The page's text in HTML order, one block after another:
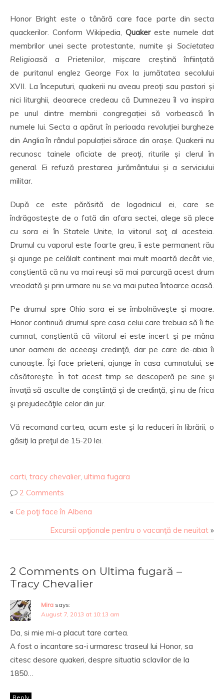
Honor Bright este o tânără care face parte din secta
quackerilor. Conform Wikipedia, Quakereste numele dat
membrilor unei secte protestante, numite și Societatea
Religioasă a Prietenilor, mișcare creștină înființată
de puritanul englez George Fox la jumătatea secolului
XVII. La începuturi, quakerii nu aveau preoți sau pastori și
nici liturghii, deoarece credeau că Dumnezeu îl va inspira
pe unul dintre membrii congregației să vorbească în
numele lui. Secta a apărut în perioada revoluției burgheze
din Anglia în rândul populației sărace din orașe. Quakerii nu
recunosc tainele oficiate de preoți, riturile și clerul în
general. Ei refuză prestarea jurământului și a serviciului
militar.
După ce este părăsită de logodnicul ei, care se
îndrăgosteşte de o fată din afara sectei, alege să plece
cu sora ei în Statele Unite, la viitorul soţ al acesteia.
Drumul cu vaporul este foarte greu, îi este permanent rău
şi ajunge pe celălalt continent mai mult moartă decât vie,
conştientă că nu va mai reuşi să mai parcurgă acest drum
vreodată şi prin urmare nu se va mai putea întoarce acasă.
Pe drumul spre Ohio sora ei se îmbolnăveşte şi moare.
Honor continuă drumul spre casa celui care trebuia să îi fie
cumnat, conştientă că viitorul ei este incert şi pe mâna
unor oameni de aceeaşi credinţă, dar pe care de-abia îi
cunoaşte. Îşi face prieteni, ajunge în casa cumnatului, se
căsătoreşte. În tot acest timp se descoperă pe sine şi
învaţă să asculte de conştiinţă şi de credinţă, şi nu de frica
şi prejudecăţile celor din jur.
Vă recomand cartea, acum este şi la reduceri în librării, o
găsiţi la preţul de 15-20 lei.
carti, tracy chevalier, ultima fugara
2 Comments
« Ce poţi face în Albena
Excursii opţionale pentru o vacanţă de neuitat »
2 Comments on Ultima fugară –
Tracy Chevalier
Mira says:
August 7, 2013 at 10:13 am
Da, si mie mi-a placut tare cartea.
A fost o incantare sa-i urmaresc traseul lui Honor, sa
citesc desore quakeri, despre situatia sclavilor de la
1850…
Reply